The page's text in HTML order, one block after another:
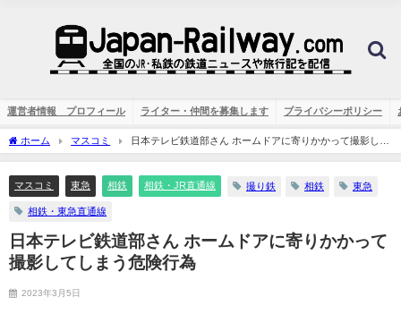
運営者情報 プロフィール ライター・仲間を募集します プライバシーポリシー
ホーム マスコミ
日本テレビ鉄道部さん ホームドアに寄りかかって撮影して
しまう危険行為
マスコミ 東急 相鉄 相鉄・JR直通線 撮り鉄 相鉄 東急
相鉄・東急直通線
日本テレビ鉄道部さん ホームドアに寄りかかって
撮影してしまう危険行為
2023年3月5日